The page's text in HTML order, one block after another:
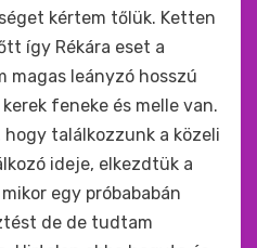
kértem tőlük. Ketten
így Rékára eset a
magas leányzó hosszú
feneke és melle van.
találkozzunk a közeli
ideje, elkezdtük a
egy próbababán
de de tudtam